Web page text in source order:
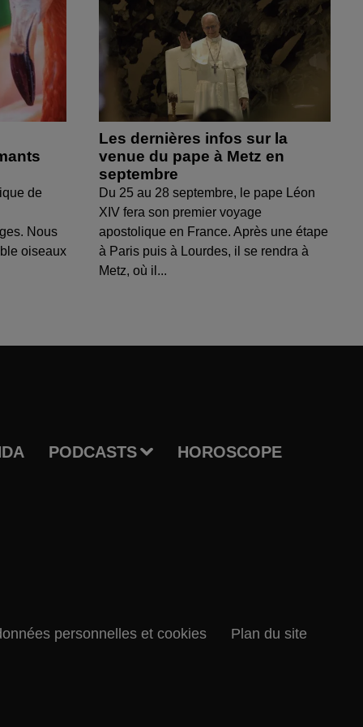
de
Nous
oiseaux
Les dernières infos sur la
venue du pape à Metz en
septembre
Du 25 au 28 septembre, le pape Léon
XIV fera son premier voyage
apostolique en France. Après une étape
à Paris puis à Lourdes, il se rendra à
Metz, où il...
PODCASTS HOROSCOPE
personnelles et cookies Plan du site